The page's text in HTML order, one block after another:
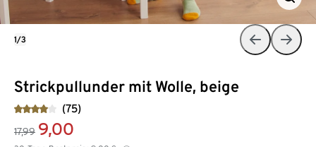
Strickpullunder mit Wolle, beige
(75)
17,99 9,00
1/3